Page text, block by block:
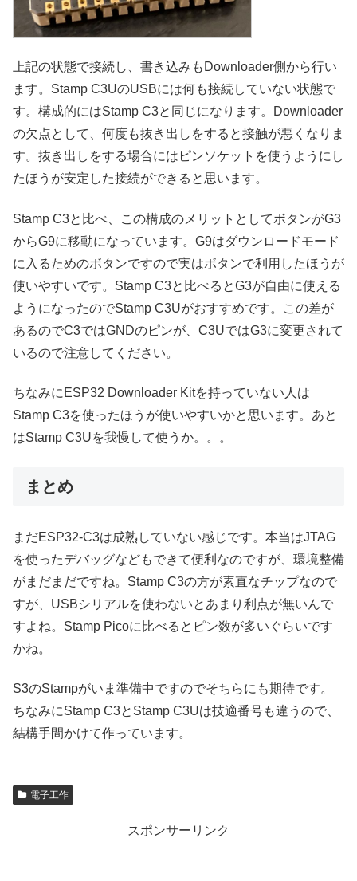
上記の状態で接続し、書き込みもDownloader側から行い
ます。Stamp C3UのUSBには何も接続していない状態で
す。構成的にはStamp C3と同じになります。Downloader
の欠点として、何度も抜き出しをすると接触が悪くなりま
す。抜き出しをする場合にはピンソケットを使うようにし
たほうが安定した接続ができると思います。
Stamp C3と比べ、この構成のメリットとしてボタンがG3
からG9に移動になっています。G9はダウンロードモード
に入るためのボタンですので実はボタンで利用したほうが
使いやすいです。Stamp C3と比べるとG3が自由に使える
ようになったのでStamp C3Uがおすすめです。この差が
あるのでC3ではGNDのピンが、C3UではG3に変更されて
いるので注意してください。
ちなみにESP32 Downloader Kitを持っていない人は
Stamp C3を使ったほうが使いやすいかと思います。あと
はStamp C3Uを我慢して使うか。。。
まとめ
まだESP32-C3は成熟していない感じです。本当はJTAG
を使ったデバッグなどもできて便利なのですが、環境整備
がまだまだですね。Stamp C3の方が素直なチップなので
すが、USBシリアルを使わないとあまり利点が無いんで
すよね。Stamp Picoに比べるとピン数が多いぐらいです
かね。
S3のStampがいま準備中ですのでそちらにも期待です。
ちなみにStamp C3とStamp C3Uは技適番号も違うので、
結構手間かけて作っています。
電子工作
スポンサーリンク